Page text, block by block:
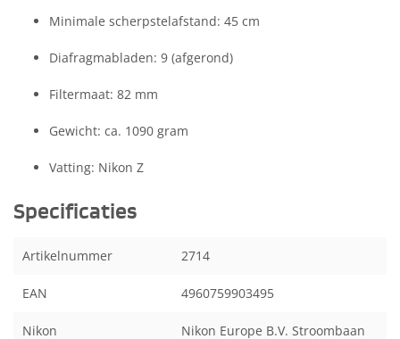
Minimale scherpstelafstand: 45 cm
Diafragmabladen: 9 (afgerond)
Filtermaat: 82 mm
Gewicht: ca. 1090 gram
Vatting: Nikon Z
Specificaties
Artikelnummer 2714
EAN 4960759903495
Nikon
Nikon Europe B.V. Stroombaan